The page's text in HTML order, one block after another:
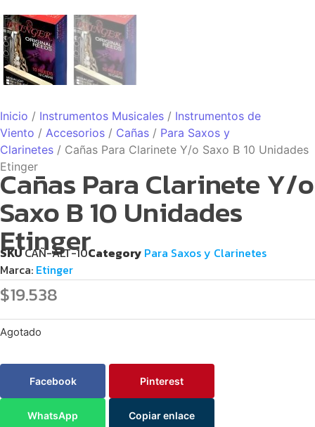
Inicio / Instrumentos Musicales / Instrumentos de
Viento / Accesorios / Cañas / Para Saxos y
Clarinetes / Cañas Para Clarinete Y/o Saxo B 10 Unidades
Etinger
Cañas Para Clarinete Y/o
Saxo B 10 Unidades
Etinger
SKUCAÑ-ALT-10Category Para Saxos y Clarinetes
Marca: Etinger
$19.538
Agotado
Facebook Pinterest
WhatsApp Copiar enlace